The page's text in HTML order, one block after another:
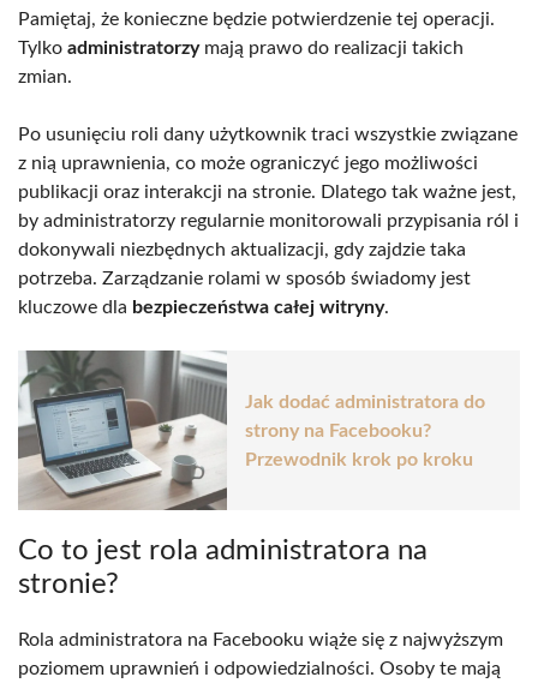
Pamiętaj, że konieczne będzie potwierdzenie tej operacji.
Tylko administratorzymają prawo do realizacji takich
zmian.
Po usunięciu roli dany użytkownik traci wszystkie związane
z nią uprawnienia, co może ograniczyć jego możliwości
publikacji oraz interakcji na stronie. Dlatego tak ważne jest,
by administratorzy regularnie monitorowali przypisania ról i
dokonywali niezbędnych aktualizacji, gdy zajdzie taka
potrzeba. Zarządzanie rolami w sposób świadomy jest
kluczowe dla bezpieczeństwa całej witryny.
Jak dodać administratora do
strony na Facebooku?
Przewodnik krok po kroku
Co to jest rola administratora na
stronie?
Rola administratora na Facebooku wiąże się z najwyższym
poziomem uprawnień i odpowiedzialności. Osoby te mają